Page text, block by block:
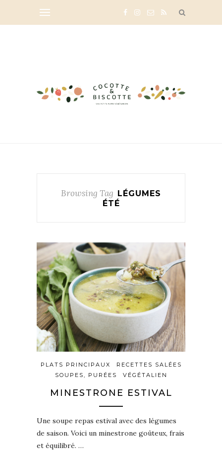
Browsing Tag
LÉGUMES
ÉTÉ
PLATS PRINCIPAUX
RECETTES SALÉES
SOUPES, PURÉES
VÉGÉTALIEN
MINESTRONE ESTIVAL
Une soupe repas estival avec des légumes
de saison. Voici un minestrone goûteux, frais
et équilibré. …